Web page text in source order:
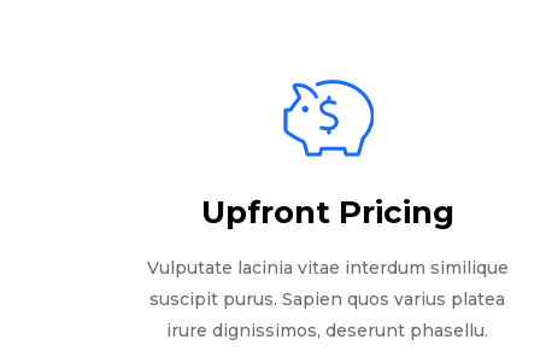
Upfront Pricing
Vulputate lacinia vitae interdum similique
suscipit purus. Sapien quos varius platea
irure dignissimos, deserunt phasellu.